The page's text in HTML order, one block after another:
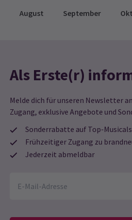
August September
Als Erste(r)
Melde dich für unseren Newsletter
Zugang, exklusive Angebote und
Sonderrabatte auf Top-
Frühzeitiger Zugang zu
Jederzeit abmeldbar